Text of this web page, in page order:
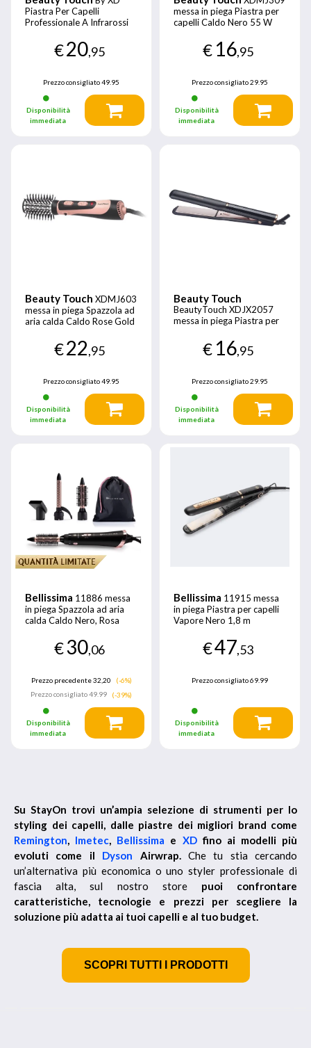
Piastra Per Capelli
Professionale A Infrarossi
€20,95
Prezzo consigliato49.95
Disponibilità
immediata
messa in piega Piastra per
capelli Caldo Nero 55 W
€ 16,95
Prezzo consigliato29.95
Disponibilità
immediata
Beauty Touch XDMJ603
messa in piega Spazzola ad
aria calda Caldo Rose Gold
€22,95
Prezzo consigliato49.95
Disponibilità
immediata
Beauty Touch
BeautyTouch XDJX2057
messa in piega Piastra per
€ 16,95
Prezzo consigliato29.95
Disponibilità
immediata
Bellissima 11886 messa
in piega Spazzola ad aria
calda Caldo Nero, Rosa
€30,06
Prezzo precedente 32,20
(-6%)
Prezzo consigliato49.99 (-39%)
Disponibilità
immediata
Bellissima 11915 messa
in piega Piastra per capelli
Vapore Nero 1,8 m
€47,53
Prezzo consigliato69.99
Disponibilità
immediata
Su StayOn trovi un’ampia selezione di strumenti per lo
styling dei capelli, dalle piastre dei migliori brand come
Remington, Imetec, Bellissima e XDfino ai modelli più
evoluti come il Dyson Airwrap.Che tu stia cercando
un’alternativa più economica o uno styler professionale di
fascia alta, sul nostro store puoi confrontare
caratteristiche, tecnologie e prezzi per scegliere la
soluzione più adatta ai tuoi capelli e al tuo budget.
SCOPRI TUTTI I PRODOTTI